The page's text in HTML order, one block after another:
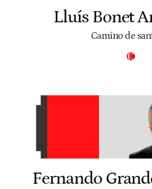
Lluís Bonet
Camino de
Fernando